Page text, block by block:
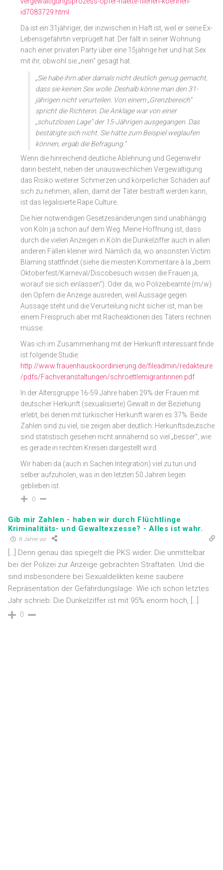
id7083729.html
Da ist ein 31jähriger, der inzwischen in Haft ist, weil er seine Ex-
Lebensgefährtin verprügelt hat. Der fällt in seiner Wohnung
nach einer privaten Party über eine 15jährige her und hat Sex
mit ihr, obwohl sie „nein“ gesagt hat.
„Sie habe ihm aber damals nicht deutlich genug gemacht,
dass sie keinen Sex wolle. Deshalb könne man den 31-
jährigen nicht verurteilen. Von einem „Grenzbereich“
spricht die Richterin. Die Anklage war von einer
„schutzlosen Lage“ der 15-Jährigen ausgegangen. Das
bestätigte sich nicht. Sie hätte zum Beispiel weglaufen
können, ergab die Befragung.“
Wenn die hinreichend deutliche Ablehnung und Gegenwehr
darin besteht, neben der unausweichlichen Vergewaltigung
das Risiko weiterer Schmerzen und körperlicher Schäden auf
sich zu nehmen, allein, damit der Täter bestraft werden kann,
ist das legalisierte Rape Culture.
Die hier notwendigen Gesetzesänderungen sind unabhängig
von Köln ja schon auf dem Weg. Meine Hoffnung ist, dass
durch die vielen Anzeigen in Köln die Dunkelziffer auch in allen
anderen Fällen kleiner wird. Nämlich da, wo ansonsten Victim
Blaming stattfindet (siehe die meisten Kommentare à la „beim
Oktoberfest/Karneval/Discobesuch wissen die Frauen ja,
worauf sie sich einlassen“). Oder da, wo Polizeibeamte (m/w)
den Opfern die Anzeige ausreden, weil Aussage gegen
Aussage steht und die Verurteilung nicht sicher ist, man bei
einem Freispruch aber mit Racheaktionen des Täters rechnen
müsse.
Was ich im Zusammenhang mit der Herkunft interessant finde
ist folgende Studie:
http://www.frauenhauskoordinierung.de/fileadmin/redakteure
/pdfs/Fachveranstaltungen/schroettlemigrantinnen.pdf
In der Altersgruppe 16-59 Jahre haben 29% der Frauen mit
deutscher Herkunft (sexualisierte) Gewalt in der Beziehung
erlebt, bei denen mit türkischer Herkunft waren es 37%. Beide
Zahlen sind zu viel, sie zeigen aber deutlich: Herkunftsdeutsche
sind statistisch gesehen nicht annähernd so viel „besser“, wie
es gerade in rechten Kreisen dargestellt wird.
Wir haben da (auch in Sachen Integration) viel zu tun und
selber aufzuholen, was in den letzten 50 Jahren liegen
geblieben ist.
0
Gib mir Zahlen - haben wir durch Flüchtlinge
Kriminalitäts- und Gewaltexzesse? - Alles ist wahr.
8 Jahre vor
[…] Denn genau das spiegelt die PKS wider: Die unmittelbar
bei der Polizei zur Anzeige gebrachten Straftaten. Und die
sind insbesondere bei Sexualdelikten keine saubere
Repräsentation der Gefährdungslage. Wie ich schon letztes
Jahr schrieb: Die Dunkelziffer ist mit 95% enorm hoch, […]
0